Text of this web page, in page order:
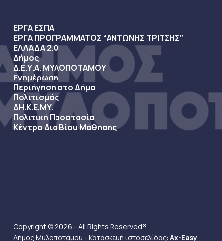
ΕΡΓΑ ΕΣΠΑ
ΕΡΓΑ ΠΡΟΓΡΑΜΜΑΤΟΣ “ΑΝΤΩΝΗΣ ΤΡΙΤΣΗΣ”
ΕΛΛΑΔΑ 2.0
Δήμος
Δ.Ε.Υ.Α. ΜΥΛΟΠΟΤΑΜΟΥ
Ενημέρωση
Περιήγηση στο Δήμο
Πολιτισμός
ΔΗ.Κ.Ε.ΜΥ.
Πολιτική Προστασία
Κέντρο Δια Βίου Μάθησης
Copyright © 2026 - All Rights Reserved®
Δήμος Μυλοποτάμου - Κατασκευή ιστοσελίδας: Ax-Easy